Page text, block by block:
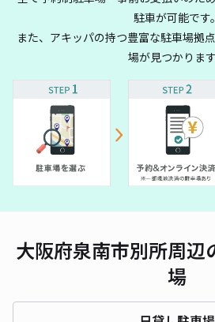
駐車が可能です。
また、アキッパの持つ豊富な駐車場拠
場が見つかります
大阪府泉南市別所周辺
場